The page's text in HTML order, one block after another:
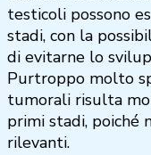
testicoli possono
stadi, con la
di evitarne lo
Purtroppo molto
tumorali risulta
primi stadi, poiché
rilevanti.